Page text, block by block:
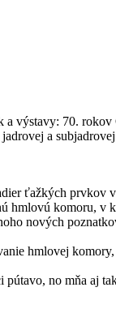
a výstavy: 70.
a
ťažkých prvkov
komoru, v
nových
hmlovej
no mňa aj